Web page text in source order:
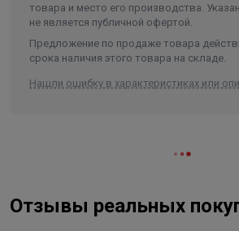
товара и место его производства.
не является публичной офертой.
Предложение по продаже товара
срока наличия этого товара на складе.
Нашли ошибку в характеристиках или
Отзывы реальных